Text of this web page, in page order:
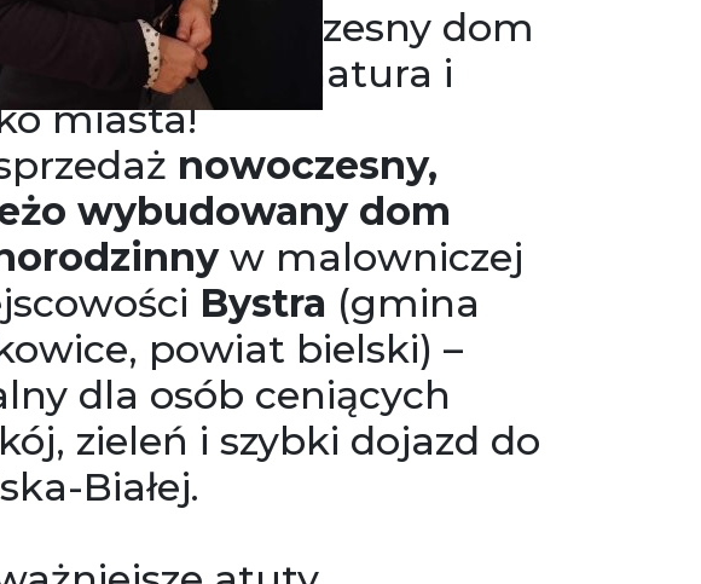
nowoczesny dom
– spokój, natura i
miasta!
nowoczesny,
wybudowany dom
w malowniczej
Bystra (gmina
powiat bielski) –
dla osób ceniących
zieleń i szybki dojazd do
Białej.